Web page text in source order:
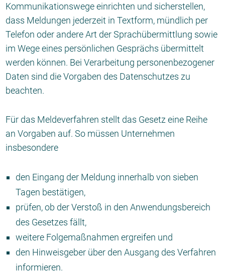
Kommunikationswege einrichten und sicherstellen,
dass Meldungen jederzeit in Textform, mündlich per
Telefon oder andere Art der Sprachübermittlung sowie
im Wege eines persönlichen Gesprächs übermittelt
werden können. Bei Verarbeitung personenbezogener
Daten sind die Vorgaben des Datenschutzes zu
beachten.
Für das Meldeverfahren stellt das Gesetz eine Reihe
an Vorgaben auf. So müssen Unternehmen
insbesondere
den Eingang der Meldung innerhalb von sieben
Tagen bestätigen,
prüfen, ob der Verstoß in den Anwendungsbereich
des Gesetzes fällt,
weitere Folgemaßnahmen ergreifen und
den Hinweisgeber über den Ausgang des Verfahren
informieren.